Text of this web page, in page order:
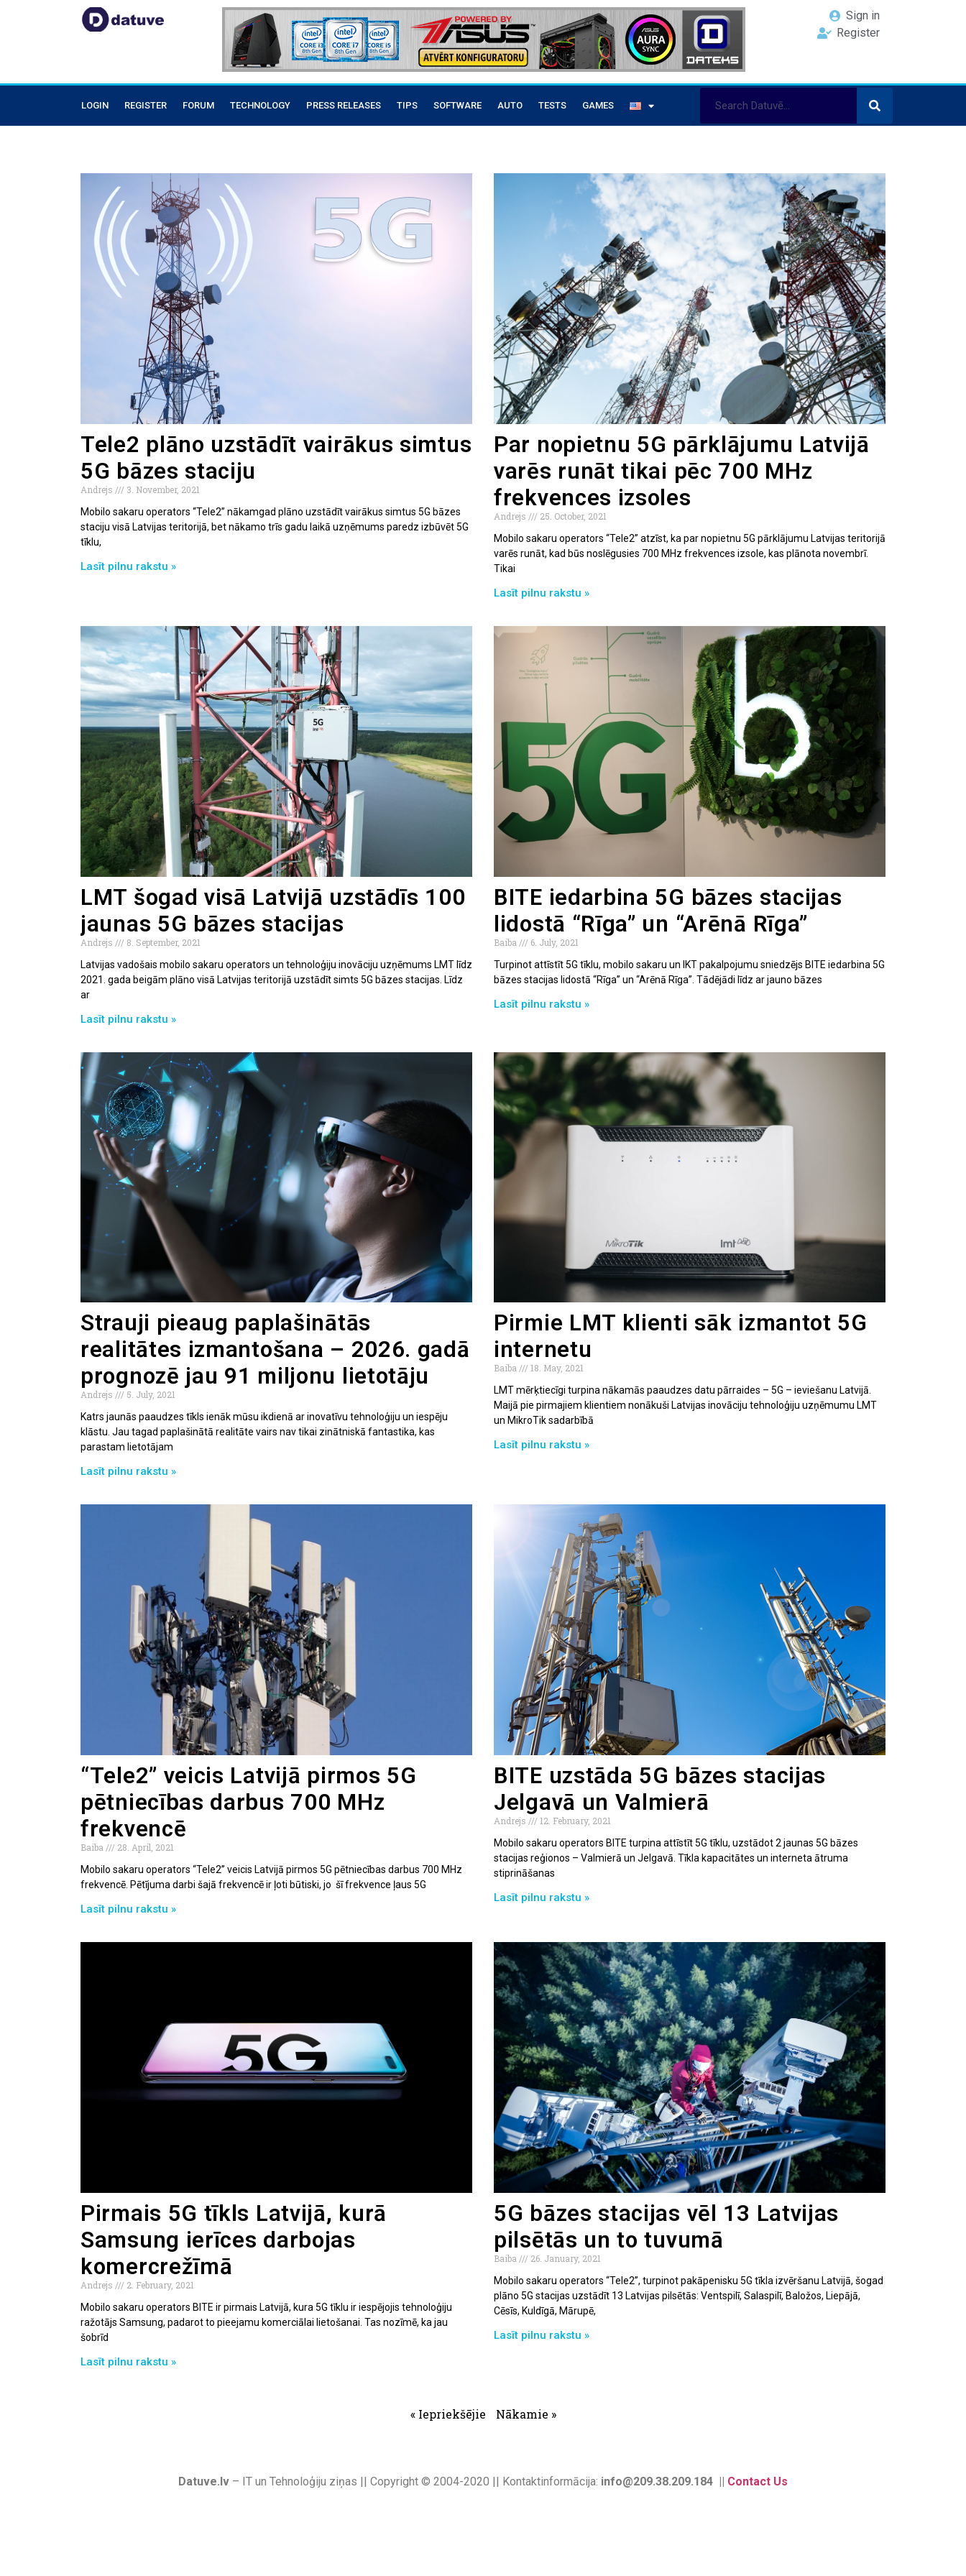
Sign in
Register
LOGIN REGISTER FORUM TECHNOLOGY PRESS RELEASES TIPS SOFTWARE AUTO TESTS GAMES
Tele2 plāno uzstādīt vairākus simtus
5G bāzes staciju
Andrejs
3. November, 2021
Mobilo sakaru operators “Tele2” nākamgad plāno uzstādīt vairākus simtus 5G bāzes
staciju visā Latvijas teritorijā, bet nākamo trīs gadu laikā uzņēmums paredz izbūvēt 5G
tīklu,
Lasīt pilnu rakstu »
Par nopietnu 5G pārklājumu Latvijā
varēs runāt tikai pēc 700 MHz
frekvences izsoles
Andrejs
25. October, 2021
Mobilo sakaru operators “Tele2” atzīst, ka par nopietnu 5G pārklājumu Latvijas teritorijā
varēs runāt, kad būs noslēgusies 700 MHz frekvences izsole, kas plānota novembrī.
Tikai
Lasīt pilnu rakstu »
LMT šogad visā Latvijā uzstādīs 100
jaunas 5G bāzes stacijas
Andrejs
8. September, 2021
Latvijas vadošais mobilo sakaru operators un tehnoloģiju inovāciju uzņēmums LMT līdz
2021. gada beigām plāno visā Latvijas teritorijā uzstādīt simts 5G bāzes stacijas. Līdz
ar
Lasīt pilnu rakstu »
BITE iedarbina 5G bāzes stacijas
lidostā “Rīga” un “Arēnā Rīga”
Baiba
6. July, 2021
Turpinot attīstīt 5G tīklu, mobilo sakaru un IKT pakalpojumu sniedzējs BITE iedarbina 5G
bāzes stacijas lidostā “Rīga” un “Arēnā Rīga”. Tādējādi līdz ar jauno bāzes
Lasīt pilnu rakstu »
Strauji pieaug paplašinātās
realitātes izmantošana – 2026. gadā
prognozē jau 91 miljonu lietotāju
Andrejs
5. July, 2021
Katrs jaunās paaudzes tīkls ienāk mūsu ikdienā ar inovatīvu tehnoloģiju un iespēju
klāstu. Jau tagad paplašinātā realitāte vairs nav tikai zinātniskā fantastika, kas
parastam lietotājam
Lasīt pilnu rakstu »
Pirmie LMT klienti sāk izmantot 5G
internetu
Baiba
18. May, 2021
LMT mērķtiecīgi turpina nākamās paaudzes datu pārraides – 5G – ieviešanu Latvijā.
Maijā pie pirmajiem klientiem nonākuši Latvijas inovāciju tehnoloģiju uzņēmumu LMT
un MikroTik sadarbībā
Lasīt pilnu rakstu »
“Tele2” veicis Latvijā pirmos 5G
pētniecības darbus 700 MHz
frekvencē
Baiba
28. April, 2021
Mobilo sakaru operators “Tele2” veicis Latvijā pirmos 5G pētniecības darbus 700 MHz
frekvencē. Pētījuma darbi šajā frekvencē ir ļoti būtiski, jo šī frekvence ļaus 5G
Lasīt pilnu rakstu »
BITE uzstāda 5G bāzes stacijas
Jelgavā un Valmierā
Andrejs
12. February, 2021
Mobilo sakaru operators BITE turpina attīstīt 5G tīklu, uzstādot 2 jaunas 5G bāzes
stacijas reģionos – Valmierā un Jelgavā. Tīkla kapacitātes un interneta ātruma
stiprināšanas
Lasīt pilnu rakstu »
Pirmais 5G tīkls Latvijā, kurā
Samsung ierīces darbojas
komercrežīmā
Andrejs
2. February, 2021
Mobilo sakaru operators BITE ir pirmais Latvijā, kura 5G tīklu ir iespējojis tehnoloģiju
ražotājs Samsung, padarot to pieejamu komerciālai lietošanai. Tas nozīmē, ka jau
šobrīd
Lasīt pilnu rakstu »
5G bāzes stacijas vēl 13 Latvijas
pilsētās un to tuvumā
Baiba
26. January, 2021
Mobilo sakaru operators “Tele2”, turpinot pakāpenisku 5G tīkla izvēršanu Latvijā, šogad
plāno 5G stacijas uzstādīt 13 Latvijas pilsētās: Ventspilī, Salaspilī, Baložos, Liepājā,
Cēsīs, Kuldīgā, Mārupē,
Lasīt pilnu rakstu »
« Iepriekšējie Nākamie »
Datuve.lv – IT un Tehnoloģiju ziņas || Copyright © 2004-2020 || Kontaktinformācija: info@209.38.209.184 || Contact Us